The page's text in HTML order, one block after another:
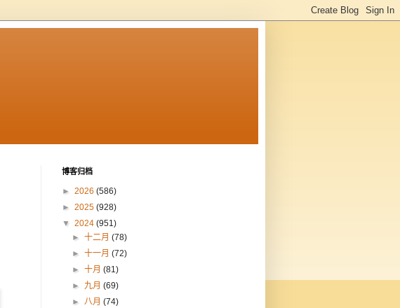
博客归档
► 2026 (586)
► 2025 (928)
▼ 2024 (951)
►十二月(78)
►十一月(72)
►十月(81)
► 九月(69)
►八月(74)